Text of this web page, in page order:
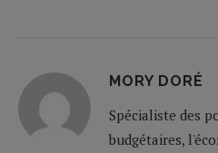
MORY DORÉ
Spécialiste des
budgétaires,